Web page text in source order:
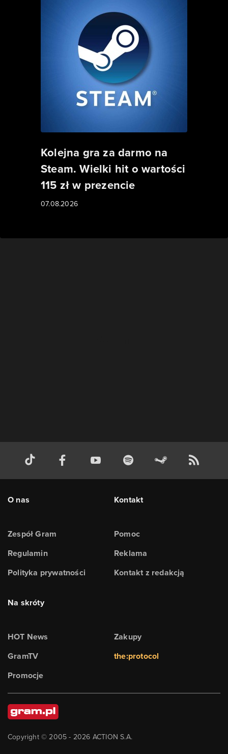
Kolejna gra za darmo na
Steam. Wielki hit o wartości
115 zł w prezencie
07.08.2026
O nas
Zespół Gram
Regulamin
Polityka prywatności
Kontakt
Pomoc
Reklama
Kontakt z redakcją
Na skróty
HOT News
GramTV
Promocje
Zakupy
the:protocol
Copyright © 2005 - 2026 ACTION S.A.